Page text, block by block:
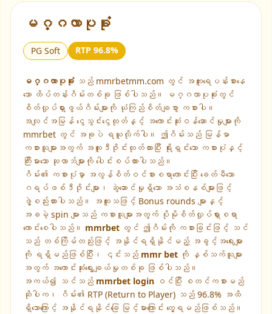
▶ မဂ္ဂလာပုခုံး
PG Soft RTP 96.8%
မဂ္ဂလာပုခုံးသည် mmrbetmm.com တွင် အထူးရေပန်းစားနေ
သော ထိပ်တန်းဂိမ်းတစ်ခု ဖြစ်ပါသည်။ မဂ္ဂလာပုခုံးတွင်
စိတ်လှုပ်ရှားဖွယ်ဂိမ်းများကို ယုံကြည်စိတ်ချစွာ ကစားပါ။
အလျင်အမြန် ငွေသွင်းငွေထုတ်နှင့် အကောင်းဆုံးဝန်ဆောင်မှုများကို
mmrbet တွင် အခုပဲ ရယူလိုက်ပါ။ ဤဂိမ်းသည် မြန်မာ
ကစားသူများအတွက် အထူးဒီဇိုင်းထုတ်ထားပြီး ရိုးရှင်းသော ကစားပုံနှင့်
ကြီးမားသော ဆုလာဘ်များကို ပေါင်းစပ်ထားပါသည်။
ဂိမ်း၏ ကစားပုံမှာ အလွန်စိတ်ဝင်စားစရာကောင်းပြီး ခေတ်မီသော
ဂရပ်ဖစ်ဒီဇိုင်းများ၊ ဆွဲဆောင်မှုရှိသော အသံစနစ်များဖြင့်
ဖွဲ့စည်းထားပါသည်။ အထူးသဖြင့် Bonus rounds များနှင့်
အခမဲ့ spin များသည် ကစားသူများအတွက် ပိုမိုစိတ်လှုပ်ရှားစရာ
ကောင်းစေပါသည်။ mmrbet တွင် ဤဂိမ်းကို ကစားခြင်းဖြင့် သင်
သည် တစ်ကြိမ်တည်းဖြင့် အနိုင်ရရှိနိုင်မည့် အခွင့်အရေးများ
ကို ရရှိမည်ဖြစ်ပြီး၊ ၎င်းသည် mmr bet ကို နှစ်သက်သူများ
အတွက် အကောင်းဆုံးရွေးချယ်မှုတစ်ခု ဖြစ်ပါသည်။
အကယ်၍ သင်သည် mmrbet login ဝင်ပြီး စတင်ကစားမည်
ဆိုပါက၊ ဂိမ်း၏ RTP (Return to Player) သည် 96.8% အထိ
ရှိသောကြောင့် အနိုင်ရနိုင်ခြေ မြင့်မားကြောင်း တွေ့ရမည်ဖြစ်သည်။